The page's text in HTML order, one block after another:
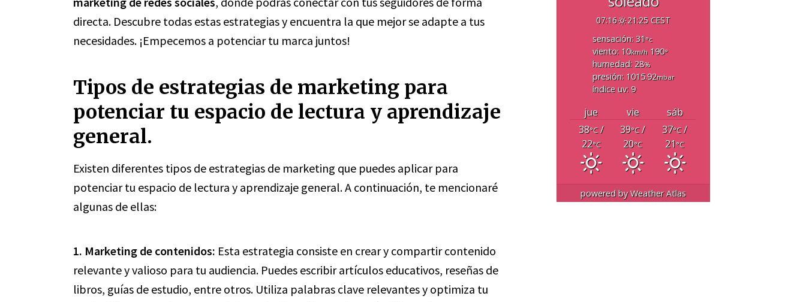
directa. Descubre todas estas estrategias y encuentra la que mejor se adapte a tus
necesidades. ¡Empecemos a potenciar tu marca juntos!
Tipos de estrategias de marketing para
potenciar tu espacio de lectura y aprendizaje
general.
Existen diferentes tipos de estrategias de marketing que puedes aplicar para
potenciar tu espacio de lectura y aprendizaje general. A continuación, te mencionaré
algunas de ellas:
1. Marketing de contenidos: Esta estrategia consiste en crear y compartir contenido
relevante y valioso para tu audiencia. Puedes escribir artículos educativos, reseñas de
libros, guías de estudio, entre otros. Utiliza palabras clave relevantes y optimiza tu
07:16
21:25 CEST
sensación: 31 °c
viento: 10km/h190°
humedad: 28%
presión: 1015.92mbar
índice uv: 9
jue vie
sáb
38°C/
22°C
39°C/
20°C
37°C/
21°C
powered byWeather Atlas